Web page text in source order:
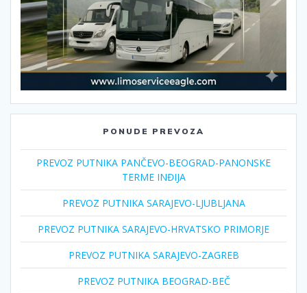
PONUDE PREVOZA
PREVOZ PUTNIKA PANČEVO-BEOGRAD-PANONSKE
TERME INĐIJA
PREVOZ PUTNIKA SARAJEVO-LJUBLJANA
PREVOZ PUTNIKA SARAJEVO-HRVATSKO PRIMORJE
PREVOZ PUTNIKA SARAJEVO-ZAGREB
PREVOZ PUTNIKA BEOGRAD-BEČ